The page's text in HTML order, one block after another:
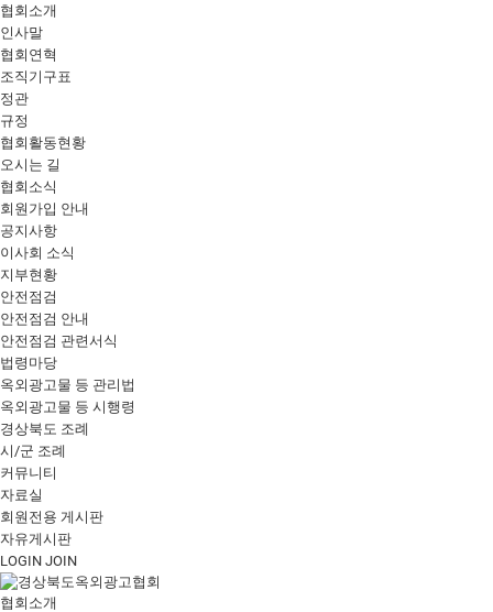
협회소개
인사말
협회연혁
조직기구표
정관
규정
협회활동현황
오시는 길
협회소식
회원가입 안내
공지사항
이사회 소식
지부현황
안전점검
안전점검 안내
안전점검 관련서식
법령마당
옥외광고물 등 관리법
옥외광고물 등 시행령
경상북도 조례
시/군 조례
커뮤니티
자료실
회원전용 게시판
자유게시판
LOGIN JOIN
협회소개